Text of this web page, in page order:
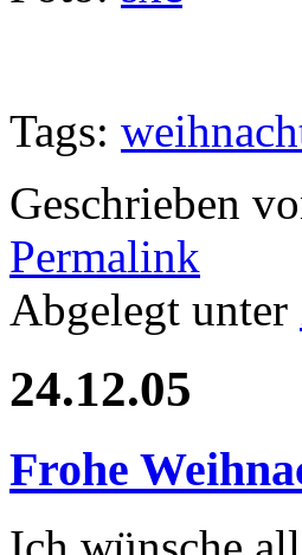
Tags:
Geschrieben
Permalink
Abgelegt unter
24.12.05
Frohe